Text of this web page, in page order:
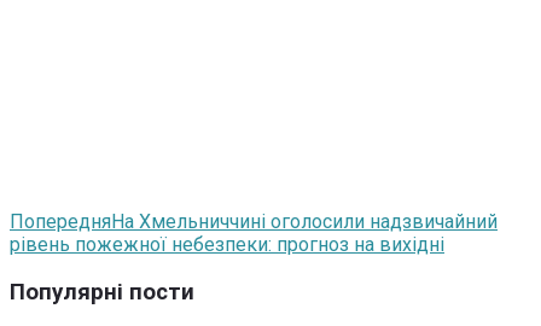
ПопередняНа Хмельниччині оголосили надзвичайний
рівень пожежної небезпеки: прогноз на вихідні
Популярні пости